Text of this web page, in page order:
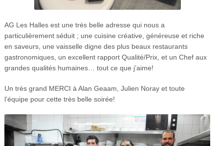
AG Les Halles est une très belle adresse qui nous a
particulièrement séduit ; une cuisine créative, généreuse et riche
en saveurs, une vaisselle digne des plus beaux restaurants
gastronomiques, un excellent rapport Qualité/Prix, et un Chef aux
grandes qualités humaines… tout ce que j’aime!
Un très grand MERCI à Alan Geaam, Julien Noray et toute
l’équipe pour cette très belle soirée!